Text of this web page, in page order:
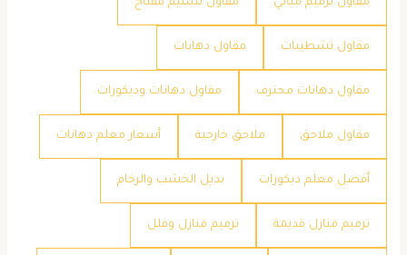
مقاول تشطيبات مقاول دهانات
مقاول دهانات محترف مقاول دهانات وديكورات
مقاول ملاحق ملاحق خارجية ​أسعار معلم دهانات
​أفضل معلم ديكورات ​بديل الخشب والرخام
​ترميم منازل قديمة ​ترميم منازل وفلل